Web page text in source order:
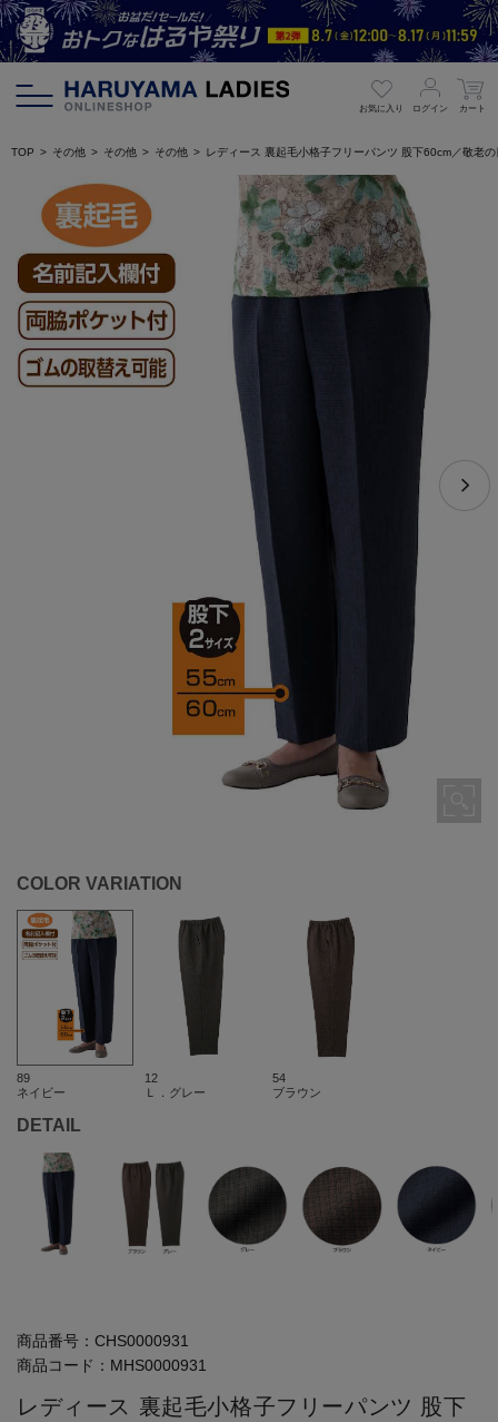
お気に入り ログイン カート
TOP その他 その他 その他 レディース 裏起毛小格子フリーパンツ 股下60cm／敬老
COLOR VARIATION
89
ネイビー
12
Ｌ．グレー
54
ブラウン
DETAIL
商品番号： CHS0000931
商品コード： MHS0000931
レディース 裏起毛小格子フリーパンツ 股下